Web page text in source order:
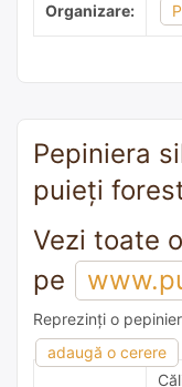
Organizare:
Pepiniera
puieți
Vezi toate
pe
Reprezinți o
adaugă o cerere
adaugă o